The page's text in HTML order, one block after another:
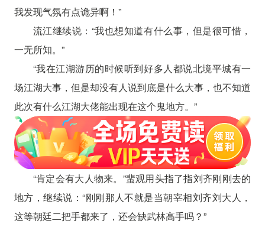
我发现气氛有点诡异啊！”
流江继续说：“我也想知道有什么事，但是很可惜，
一无所知。”
“我在江湖游历的时候听到好多人都说北境平城有一
场江湖大事，但是却没有人说到底是什么大事，也不知道
此次有什么江湖大佬能出现在这个鬼地方。”
“肯定会有大人物来。”蜚观用头指了指刘齐刚刚去的
地方，继续说：“刚刚那人不就是当朝宰相刘齐刘大人，
这等朝廷二把手都来了，还会缺武林高手吗？”